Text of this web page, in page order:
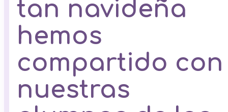
tan navideña
hemos
compartido con
nuestras